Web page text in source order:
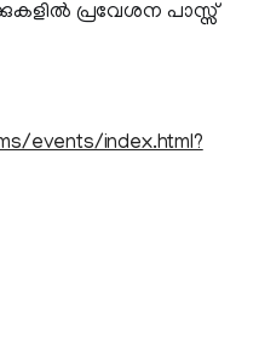
പ്രവേശന പാസ്സ്
events/index.html?